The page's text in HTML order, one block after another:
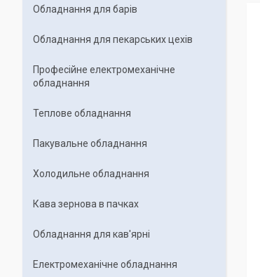
Обладнання для барів
Обладнання для пекарських цехiв
Професійне електромеханічне
обладнання
Теплове обладнання
Пакувальне обладнання
Холодильне обладнання
Кава зернова в пачках
Обладнання для кав'ярні
Електромеханічне обладнання